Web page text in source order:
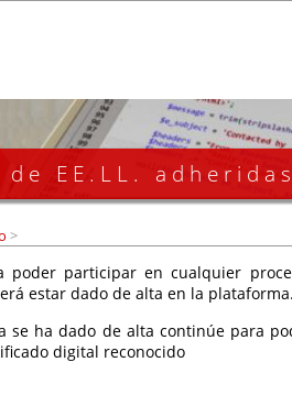
EE.LL.
>
poder participar en cualquier
estar dado de alta en la plataforma.
se ha dado de alta continúe para
digital reconocido